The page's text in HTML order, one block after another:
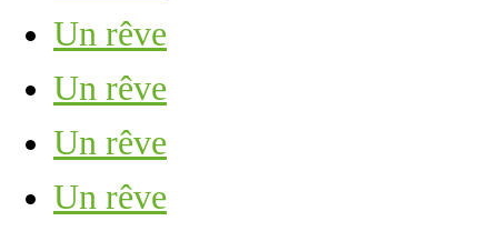
Un rêve
Un rêve
Un rêve
Un rêve